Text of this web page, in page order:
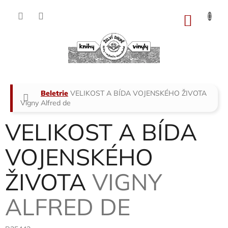
Domů
Beletrie VELIKOST A BÍDA VOJENSKÉHO ŽIVOTA
Vigny Alfred de
VELIKOST A BÍDA
VOJENSKÉHO
ŽIVOTA VIGNY
ALFRED DE